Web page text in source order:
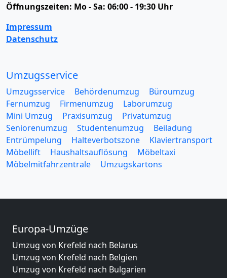
Öffnungszeiten: Mo - Sa: 06:00 - 19:30 Uhr
Impressum
Datenschutz
Umzugsservice
Umzugsservice Behördenumzug
Büroumzug
Fernumzug
Firmenumzug
Laborumzug
Mini Umzug
Praxisumzug
Privatumzug
Seniorenumzug
Studentenumzug
Beiladung
Entrümpelung
Halteverbotszone
Klaviertransport
Möbellift
Haushaltsauflösung
Möbeltaxi
Möbelmitfahrzentrale
Umzugskartons
Europa-Umzüge
Umzug von Krefeld nach Belarus
Umzug von Krefeld nach Belgien
Umzug von Krefeld nach Bulgarien